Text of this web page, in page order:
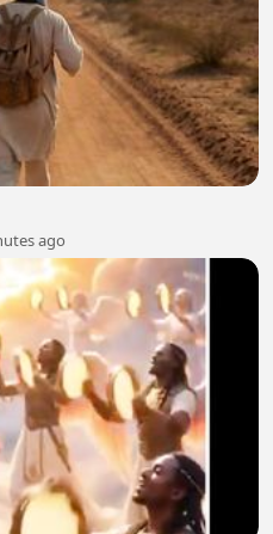
ago